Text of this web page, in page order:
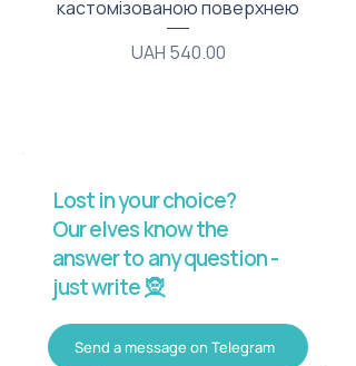
кастомізованою поверхнею
Price
UAH 540.00
Lost in your choice?
Our elves know the
answer to any question -
just write 🧝
Send a message on Telegram